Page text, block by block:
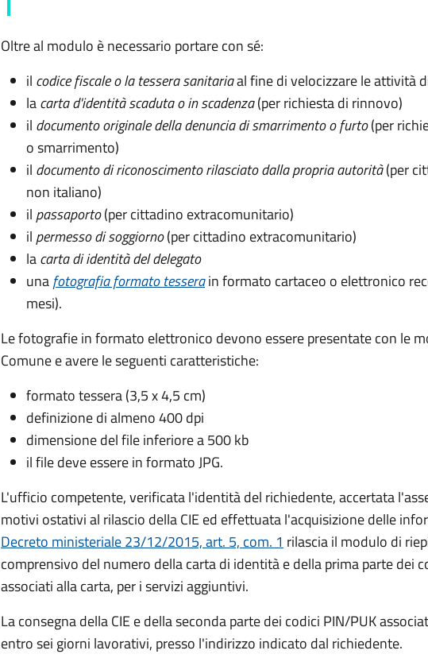
Oltre al modulo è necessario portare con sé:
il codice fiscale o la tessera sanitariaal fine di velocizzare le attività
lacarta d'identità scaduta o in scadenza(per richiesta di rinnovo)
il documento originale della denuncia di smarrimento o furto(per
o smarrimento)
il documento di riconoscimento rilasciato dalla propria autorità(per
non italiano)
il passaporto(per cittadino extracomunitario)
il permesso di soggiorno(per cittadino extracomunitario)
lacarta di identità del delegato
unafotografia formato tesserain formato cartaceo o elettronico
mesi).
Le fotografie in formato elettronico devono essere presentate con le
Comune e avere le seguenti caratteristiche:
formato tessera (3,5 x 4,5 cm)
definizione di almeno 400 dpi
dimensione del file inferiore a 500 kb
il file deve essere in formato JPG.
L'ufficio competente, verificata l'identità del richiedente, accertata
motivi ostativi al rilascio della CIE ed effettuata l'acquisizione delle
Decreto ministeriale 23/12/2015, art. 5, com. 1 rilascia il modulo di
comprensivo del numero della carta di identità e della prima parte dei
associati alla carta, per i servizi aggiuntivi.
La consegna della CIE e della seconda parte dei codici PIN/PUK
entro sei giorni lavorativi, presso l'indirizzo indicato dal richiedente.